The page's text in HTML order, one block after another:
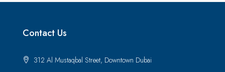
Contact Us
312 Al Mustaqbal Street, Downtown Dubai